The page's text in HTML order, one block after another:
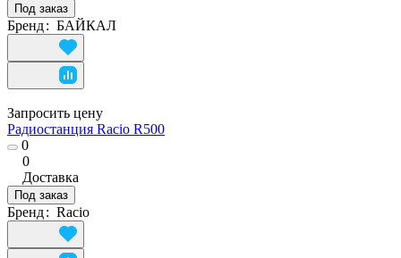
Под заказ
Бренд: БАЙКАЛ
Запросить цену
Радиостанция Racio R500
0
0
Доставка
Под заказ
Бренд: Racio